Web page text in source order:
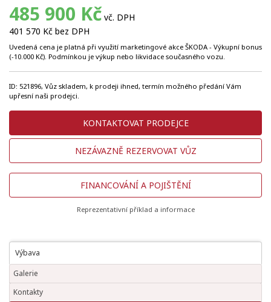
485 900 Kč vč. DPH
401 570 Kč bez DPH
Uvedená cena je platná při využití marketingové akce ŠKODA - Výkupní bonus
(-10.000 Kč). Podmínkou je výkup nebo likvidace současného vozu.
ID: 521896, Vůz skladem, k prodeji ihned, termín možného předání Vám
upřesní naši prodejci.
KONTAKTOVAT PRODEJCE
NEZÁVAZNĚ REZERVOVAT VŮZ
FINANCOVÁNÍ A POJIŠTĚNÍ
Reprezentativní příklad a informace
Výbava
Galerie
Kontakty